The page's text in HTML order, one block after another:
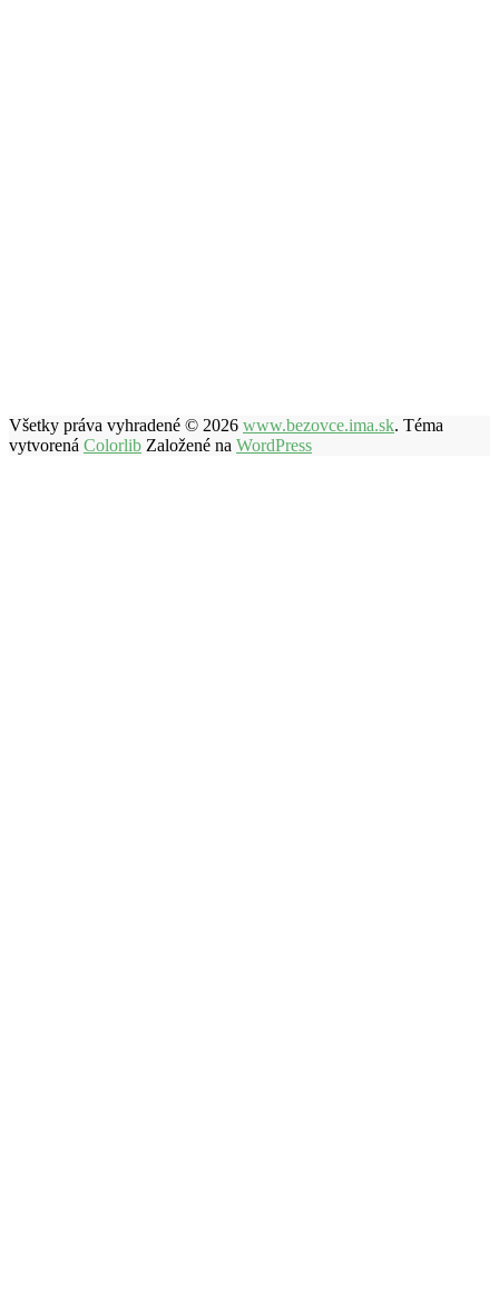
Všetky práva vyhradené © 2026 www.bezovce.ima.sk. Téma
vytvorená Colorlib Založené na WordPress